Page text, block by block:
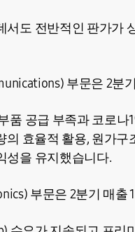
서도 전반적인 판가가
부문은 2분
품 공급 부족과 코로
의 효율적 활용, 원가
성을 유지했습니다.
부문은 2분기 매